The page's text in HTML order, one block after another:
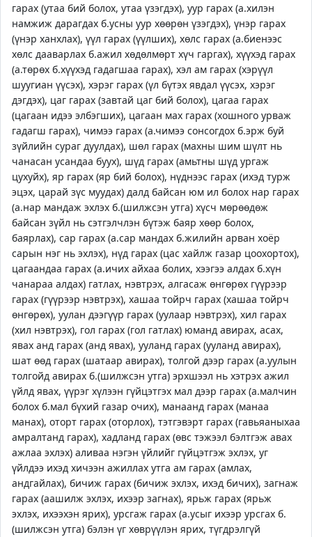
гарах (утаа бий болох, утаа үзэгдэх), уур гарах (а.хилэн
намжиж дарагдах б.усны уур хөөрөн үзэгдэх), үнэр гарах
(үнэр ханхлах), үүл гарах (үүлших), хөлс гарах (а.биенээс
хөлс дааварлах б.ажил хөдөлмөрт хүч гаргах), хүүхэд гарах
(а.төрөх б.хүүхэд гадагшаа гарах), хэл ам гарах (хэрүүл
шуугиан үүсэх), хэрэг гарах (үл бүтэх явдал үүсэх, хэрэг
дэгдэх), цаг гарах (завтай цаг бий болох), цагаа гарах
(цагаан идээ элбэгших), цагаан мах гарах (хошного урваж
гадагш гарах), чимээ гарах (а.чимээ сонсогдох б.эрж буй
зүйлийн сураг дуулдах), шөл гарах (махны шим шүлт нь
чанасан усандаа буух), шүд гарах (амьтны шүд ургаж
цухуйх), яр гарах (яр бий болох), нүднээс гарах (ихэд турж
эцэх, царай зүс муудах) далд байсан юм ил болох нар гарах
(а.нар мандаж эхлэх б.(шилжсэн утга) хүсч мөрөөдөж
байсан зүйл нь сэтгэлчлэн бүтэж баяр хөөр болох,
баярлах), сар гарах (а.сар мандах б.жилийн арван хоёр
сарын нэг нь эхлэх), нүд гарах (цас хайлж газар цоохортох),
цагаандаа гарах (а.ичих айхаа болих, хээгээ алдах б.хүн
чанараа алдах) гатлах, нэвтрэх, алгасаж өнгөрөх гүүрээр
гарах (гүүрээр нэвтрэх), хашаа тойрч гарах (хашаа тойрч
өнгөрөх), уулан дээгүүр гарах (уулаар нэвтрэх), хил гарах
(хил нэвтрэх), гол гарах (гол гатлах) юманд авирах, асах,
явах анд гарах (анд явах), ууланд гарах (ууланд авирах),
шат өөд гарах (шатаар авирах), толгой дээр гарах (а.уулын
толгойд авирах б.(шилжсэн утга) эрхшээл нь хэтрэх ажил
үйлд явах, үүрэг хүлээн гүйцэтгэх мал дээр гарах (а.малчин
болох б.мал бүхий газар очих), манаанд гарах (манаа
манах), оторт гарах (оторлох), тэтгэвэрт гарах (гавьяаныхаа
амралтанд гарах), хадланд гарах (өвс тэжээл бэлтгэж авах
ажлаа эхлэх) аливаа нэгэн үйлийг гүйцэтгэж эхлэх, уг
үйлдээ ихэд хичээн ажиллах утга ам гарах (амлах,
андгайлах), бичиж гарах (бичиж эхлэх, ихэд бичих), загнаж
гарах (аашилж эхлэх, ихээр загнах), ярьж гарах (ярьж
эхлэх, ихээхэн ярих), урсгаж гарах (а.усыг ихээр урсгах б.
(шилжсэн утга) бэлэн үг хөврүүлэн ярих, түгдрэлгүй